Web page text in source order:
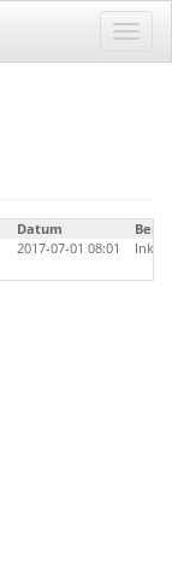
Datum
2017-07-01 08:01